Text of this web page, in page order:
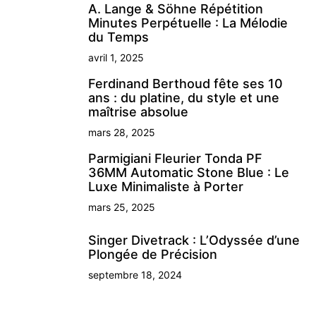
A. Lange & Söhne Répétition
Minutes Perpétuelle : La Mélodie
du Temps
avril 1, 2025
Ferdinand Berthoud fête ses 10
ans : du platine, du style et une
maîtrise absolue
mars 28, 2025
Parmigiani Fleurier Tonda PF
36MM Automatic Stone Blue : Le
Luxe Minimaliste à Porter
mars 25, 2025
Singer Divetrack : L’Odyssée d’une
Plongée de Précision
septembre 18, 2024